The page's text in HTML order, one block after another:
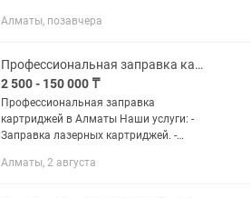
Xerox WorkCentre 3225 - Тип печати:
Алматы, позавчера
Профессиональная заправка картриджей
2 500 - 150 000 ₸
Профессиональная заправка
картриджей в Алматы Наши услуги: -
Заправка лазерных картриджей. -
фотобарабана, ракеля, магнитного
Алматы, 2 августа